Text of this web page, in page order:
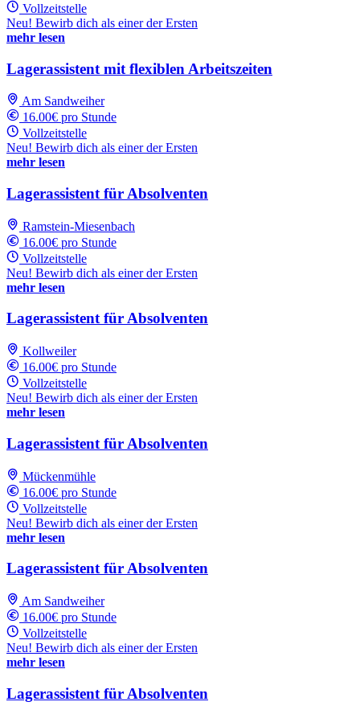
Vollzeitstelle
Neu! Bewirb dich als einer der Ersten
mehr lesen
Lagerassistent mit flexiblen Arbeitszeiten
Am Sandweiher
16.00€ pro Stunde
Vollzeitstelle
Neu! Bewirb dich als einer der Ersten
mehr lesen
Lagerassistent für Absolventen
Ramstein-Miesenbach
16.00€ pro Stunde
Vollzeitstelle
Neu! Bewirb dich als einer der Ersten
mehr lesen
Lagerassistent für Absolventen
Kollweiler
16.00€ pro Stunde
Vollzeitstelle
Neu! Bewirb dich als einer der Ersten
mehr lesen
Lagerassistent für Absolventen
Mückenmühle
16.00€ pro Stunde
Vollzeitstelle
Neu! Bewirb dich als einer der Ersten
mehr lesen
Lagerassistent für Absolventen
Am Sandweiher
16.00€ pro Stunde
Vollzeitstelle
Neu! Bewirb dich als einer der Ersten
mehr lesen
Lagerassistent für Absolventen